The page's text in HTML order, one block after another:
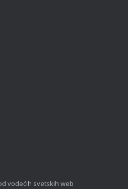
vodećih svetskih web